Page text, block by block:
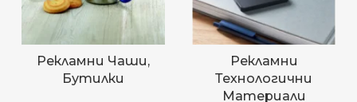
Рекламни Чаши,
Бутилки
Рекламни
Технологични
Материали